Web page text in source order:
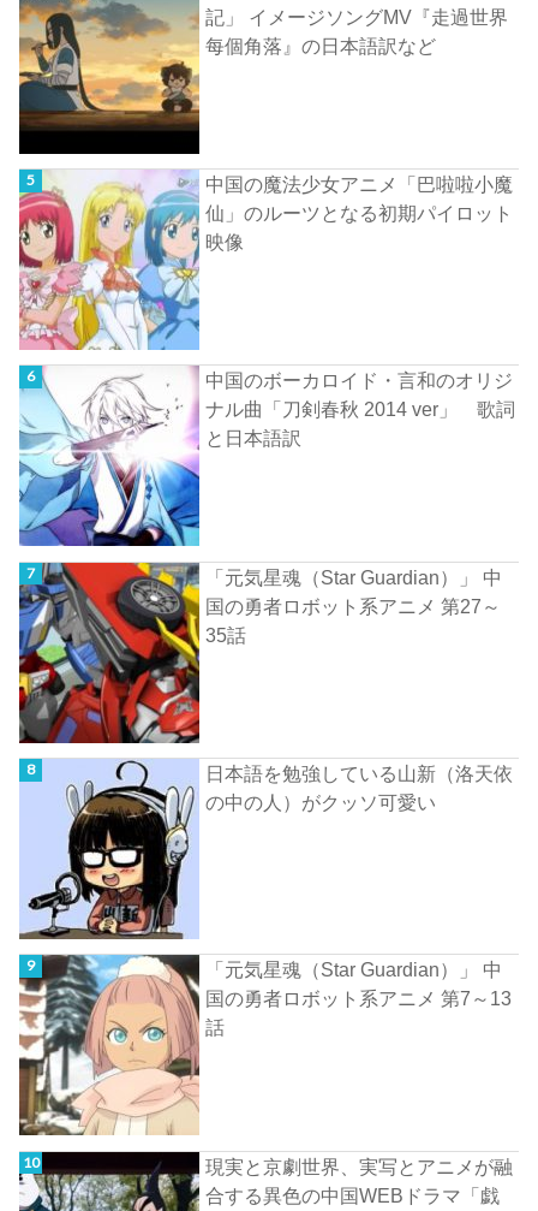
記」 イメージソングMV『走過世界
每個角落』の日本語訳など
中国の魔法少女アニメ「巴啦啦小魔
仙」のルーツとなる初期パイロット
映像
中国のボーカロイド・言和のオリジ
ナル曲「刀剣春秋 2014 ver」 歌詞
と日本語訳
「元気星魂（Star Guardian）」 中
国の勇者ロボット系アニメ 第27～
35話
日本語を勉強している山新（洛天依
の中の人）がクッソ可愛い
「元気星魂（Star Guardian）」 中
国の勇者ロボット系アニメ 第7～13
話
現実と京劇世界、実写とアニメが融
合する異色の中国WEBドラマ「戯